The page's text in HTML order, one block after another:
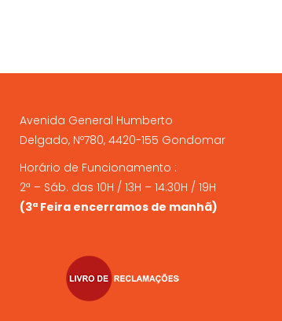
Avenida General Humberto
Delgado, Nº780, 4420-155 Gondomar
Horário de Funcionamento :
2ª – Sáb. das 10H / 13H – 14:30H / 19H
(3ª Feira encerramos de manhã)